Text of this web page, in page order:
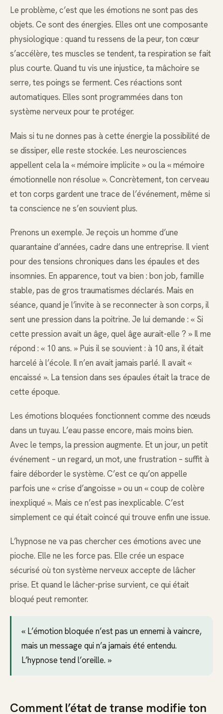
Le problème, c’est que les émotions ne sont pas des
objets. Ce sont des énergies. Elles ont une composante
physiologique : quand tu ressens de la peur, ton cœur
s’accélère, tes muscles se tendent, ta respiration se fait
plus courte. Quand tu vis une injustice, ta mâchoire se
serre, tes poings se ferment. Ces réactions sont
automatiques. Elles sont programmées dans ton
système nerveux pour te protéger.
Mais si tu ne donnes pas à cette énergie la possibilité de
se dissiper, elle reste stockée. Les neurosciences
appellent cela la « mémoire implicite » ou la « mémoire
émotionnelle non résolue ». Concrètement, ton cerveau
et ton corps gardent une trace de l’événement, même si
ta conscience ne s’en souvient plus.
Prenons un exemple. Je reçois un homme d’une
quarantaine d’années, cadre dans une entreprise. Il vient
pour des tensions chroniques dans les épaules et des
insomnies. En apparence, tout va bien : bon job, famille
stable, pas de gros traumatismes déclarés. Mais en
séance, quand je l’invite à se reconnecter à son corps, il
sent une pression dans la poitrine. Je lui demande : « Si
cette pression avait un âge, quel âge aurait-elle ? » Il me
répond : « 10 ans. » Puis il se souvient : à 10 ans, il était
harcelé à l’école. Il n’en avait jamais parlé. Il avait «
encaissé ». La tension dans ses épaules était la trace de
cette époque.
Les émotions bloquées fonctionnent comme des nœuds
dans un tuyau. L’eau passe encore, mais moins bien.
Avec le temps, la pression augmente. Et un jour, un petit
événement – un regard, un mot, une frustration – suffit à
faire déborder le système. C’est ce qu’on appelle
parfois une « crise d’angoisse » ou un « coup de colère
inexpliqué ». Mais ce n’est pas inexplicable. C’est
simplement ce qui était coincé qui trouve enfin une issue.
L’hypnose ne va pas chercher ces émotions avec une
pioche. Elle ne les force pas. Elle crée un espace
sécurisé où ton système nerveux accepte de lâcher
prise. Et quand le lâcher-prise survient, ce qui était
bloqué peut remonter.
« L’émotion bloquée n’est pas un ennemi à vaincre,
mais un message qui n’a jamais été entendu.
L’hypnose tend l’oreille. »
Comment l’état de transe modifie ton